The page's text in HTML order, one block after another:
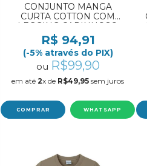
CONJUNTO MANGA
CURTA COTTON COM
LEGGING CARINHOSO
REF:1000139202 1/3
R$ 94,91
(-5% através do PIX)
ou R$99,90
em até 2x de R$49,95 sem juros
COMPRAR WHATSAPP